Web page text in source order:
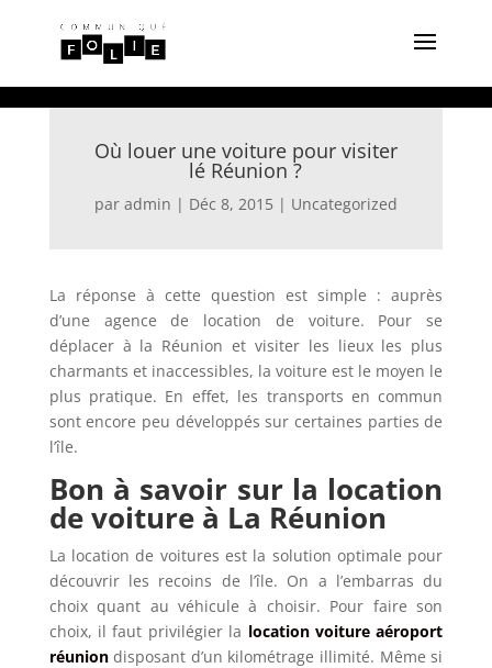
Où louer une voiture pour visiter
lé Réunion ?
par admin | Déc 8, 2015 | Uncategorized
La réponse à cette question est simple : auprès
d’une agence de location de voiture. Pour se
déplacer à la Réunion et visiter les lieux les plus
charmants et inaccessibles, la voiture est le moyen le
plus pratique. En effet, les transports en commun
sont encore peu développés sur certaines parties de
l’île.
Bon à savoir sur la location
de voiture à La Réunion
La location de voitures est la solution optimale pour
découvrir les recoins de l’île. On a l’embarras du
choix quant au véhicule à choisir. Pour faire son
choix, il faut privilégier la location voiture aéroport
réuniondisposant d’un kilométrage illimité. Même si